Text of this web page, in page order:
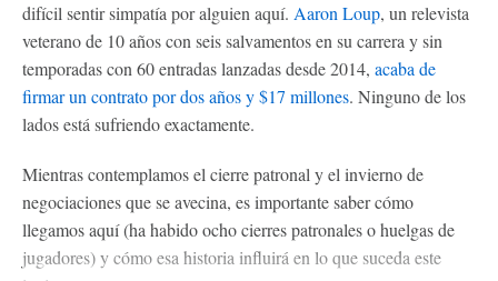
difícil sentir simpatía por alguien aquí. Aaron Loup, un relevista
veterano de 10 años con seis salvamentos en su carrera y sin
temporadas con 60 entradas lanzadas desde 2014, acaba de
firmar un contrato por dos años y $17 millones. Ninguno de los
lados está sufriendo exactamente.
Mientras contemplamos el cierre patronal y el invierno de
negociaciones que se avecina, es importante saber cómo
llegamos aquí (ha habido ocho cierres patronales o huelgas de
jugadores) y cómo esa historia influirá en lo que suceda este